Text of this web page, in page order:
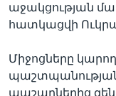
աջակցության
հատկացվի
Միջոցները
պաշարներից